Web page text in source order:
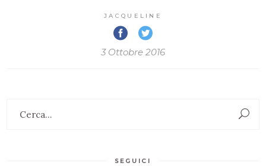
JACQUELINE
3 Ottobre 2016
SEGUICI